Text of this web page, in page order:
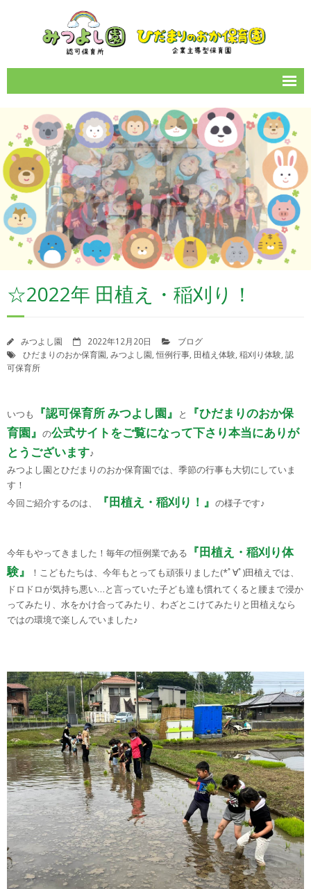
園のご案内
1日の流れ
年間イベント
保育所情報
お知らせ一覧
女性の働きやすい職場づくり
苦情解決の状況報告
決算報告書
登園届・意見書ダウンロード
☆2022年 田植え・稲刈り！
みつよし園 2022年12月20日
ブログ
ひだまりのおか保育園 みつよし園 ,恒例行事 田植え体験 稲刈り体験 認
可保育所
いつも 『認可保育所 みつよし園』 と
『ひだまりのおか保
育園』 の公式サイトをご覧になって下さり本当にありが
とうございます♪
みつよし園とひだまりのおか保育園では、季節の行事も大切にしていま
す！
今回ご紹介するのは、
『田植え・稲刈り！』 の様子です♪
今年もやってきました！毎年の恒例業である
『田植え・稲刈り体
験』
！こどもたちは、今年もとっても頑張りました(*ﾟ∀ﾟ)田植えでは、
ドロドロが気持ち悪い…と言っていた子ども達も慣れてくると腰まで浸か
ってみたり、水をかけ合ってみたり、わざとこけてみたりと田植えなら
ではの環境で楽しんでいました♪